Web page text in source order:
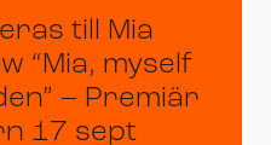
till Mia
“Mia, myself
– Premiär
17 sept